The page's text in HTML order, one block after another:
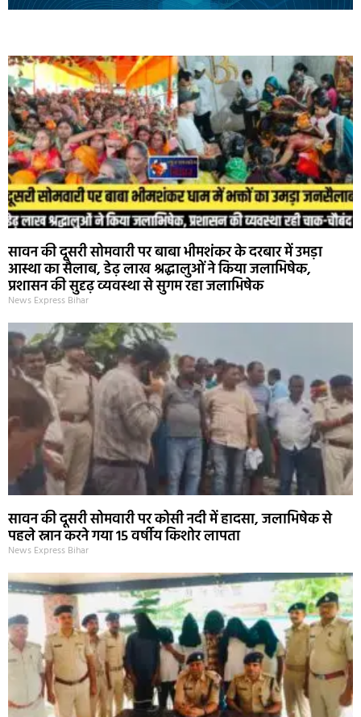
सावन की दूसरी सोमवारी पर बाबा भीमशंकर के दरबार में उमड़ा
आस्था का सैलाब, डेढ़ लाख श्रद्धालुओं ने किया जलाभिषेक,
प्रशासन की सुदृढ़ व्यवस्था से सुगम रहा जलाभिषेक
News Express Bihar
सावन की दूसरी सोमवारी पर कोसी नदी में हादसा, जलाभिषेक से
पहले स्नान करने गया 15 वर्षीय किशोर लापता
News Express Bihar